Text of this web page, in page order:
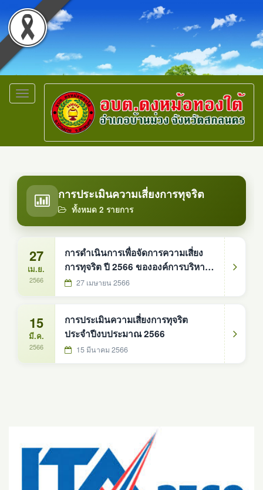
Toggle
navigation
การประเมินความเสี่ยงการทุจริต
ทั้งหมด 2 รายการ
27
เม.ย.
2566
การดำเนินการเพื่อจัดการความเสี่ยง
การทุจริต ปี 2566 ขององค์การบริหาร
ส่วนตำบลดงหม้อทองใต้ อำเภอ
27 เมษายน 2566
15
มี.ค.
2566
การประเมินความเสี่ยงการทุจริต
ประจำปีงบประมาณ 2566
15 มีนาคม 2566